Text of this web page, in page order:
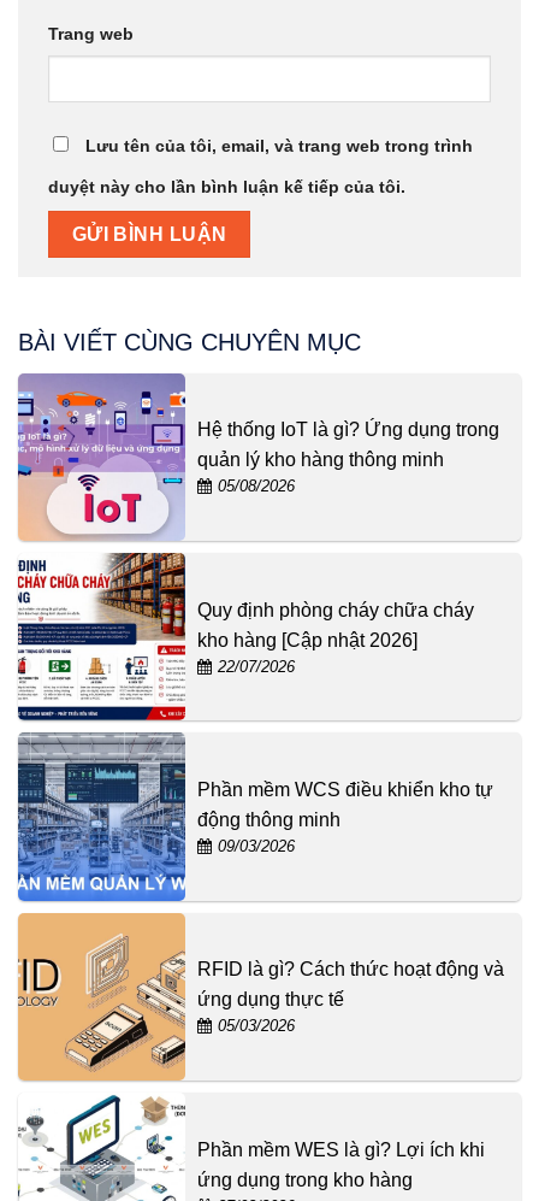
Trang web
Lưu tên của tôi, email, và trang web trong trình
duyệt này cho lần bình luận kế tiếp của tôi.
BÀI VIẾT CÙNG CHUYÊN MỤC
Hệ thống IoT là gì? Ứng dụng trong
quản lý kho hàng thông minh
05/08/2026
Quy định phòng cháy chữa cháy
kho hàng [Cập nhật 2026]
22/07/2026
Phần mềm WCS điều khiển kho tự
động thông minh
09/03/2026
RFID là gì? Cách thức hoạt động và
ứng dụng thực tế
05/03/2026
Phần mềm WES là gì? Lợi ích khi
ứng dụng trong kho hàng